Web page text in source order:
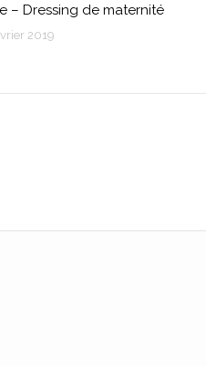
– Dressing de maternité
2019